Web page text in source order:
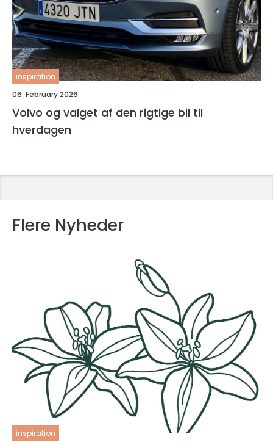
inspiration
06. February 2026
Volvo og valget af den rigtige bil til
hverdagen
Flere Nyheder
inspiration